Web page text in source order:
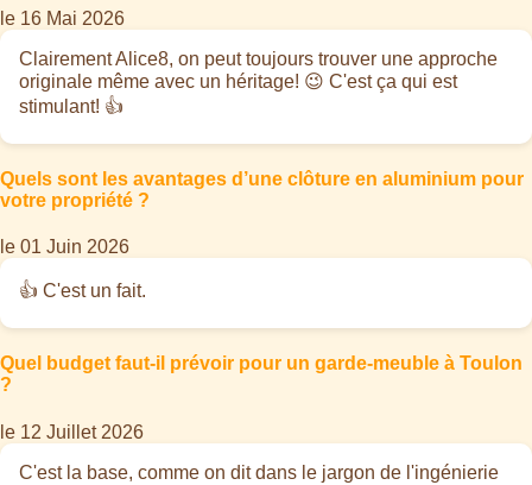
le 16 Mai 2026
Clairement Alice8, on peut toujours trouver une approche
originale même avec un héritage! 😉 C'est ça qui est
stimulant! 👍
Quels sont les avantages d’une clôture en aluminium pour
votre propriété ?
le 01 Juin 2026
👍 C'est un fait.
Quel budget faut-il prévoir pour un garde-meuble à Toulon
?
le 12 Juillet 2026
C'est la base, comme on dit dans le jargon de l'ingénierie